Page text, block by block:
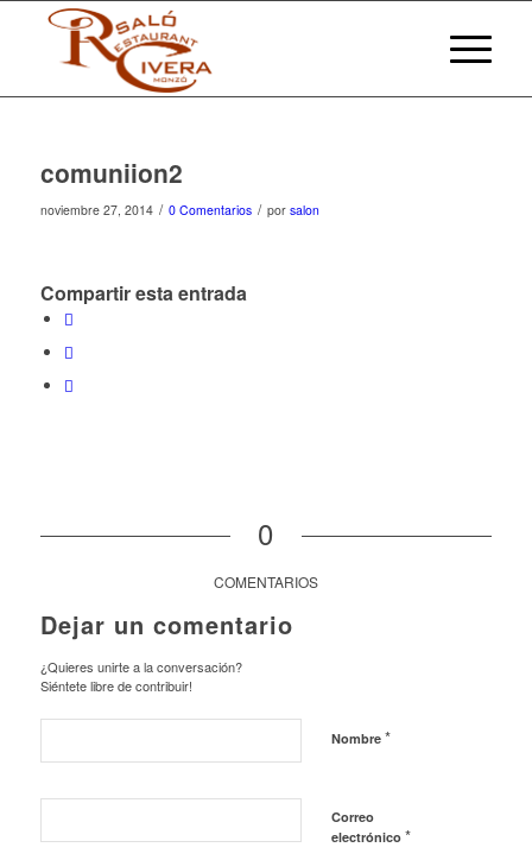
comuniion2
noviembre 27, 2014 / 0 Comentarios / por salon
Compartir esta entrada
0
COMENTARIOS
Dejar un comentario
¿Quieres unirte a la conversación?
Siéntete libre de contribuir!
Nombre *
Correo
electrónico *